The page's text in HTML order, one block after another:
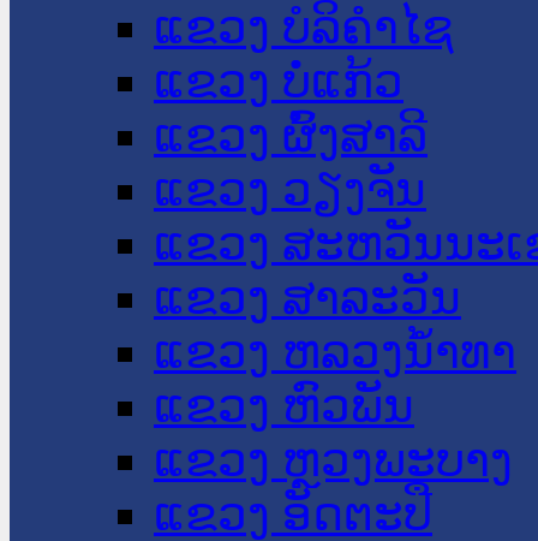
ແຂວງ ບໍລິຄໍາໄຊ
ແຂວງ ບໍ່ແກ້ວ
ແຂວງ ຜົ້ງສາລີ
ແຂວງ ວຽງຈັນ
ແຂວງ ສະຫວັນນະ
ແຂວງ ສາລະວັນ
ແຂວງ ຫລວງນໍ້າທາ
ແຂວງ ຫົວພັນ
ແຂວງ ຫຼວງພະບາງ
ແຂວງ ອັດຕະປື